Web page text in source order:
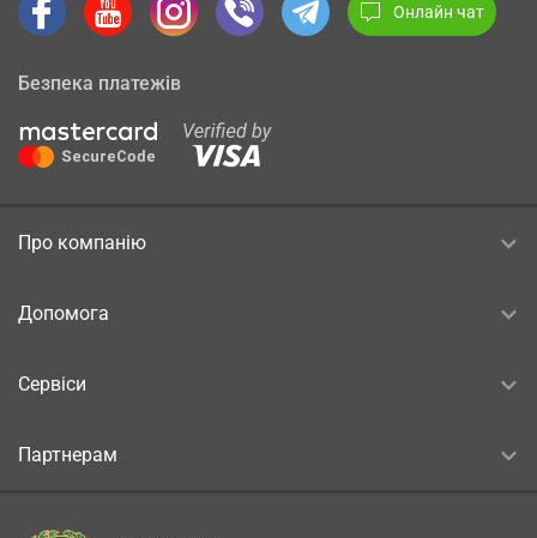
Онлайн чат
Безпека платежів
Про компанію
Допомога
Сервіси
Партнерам